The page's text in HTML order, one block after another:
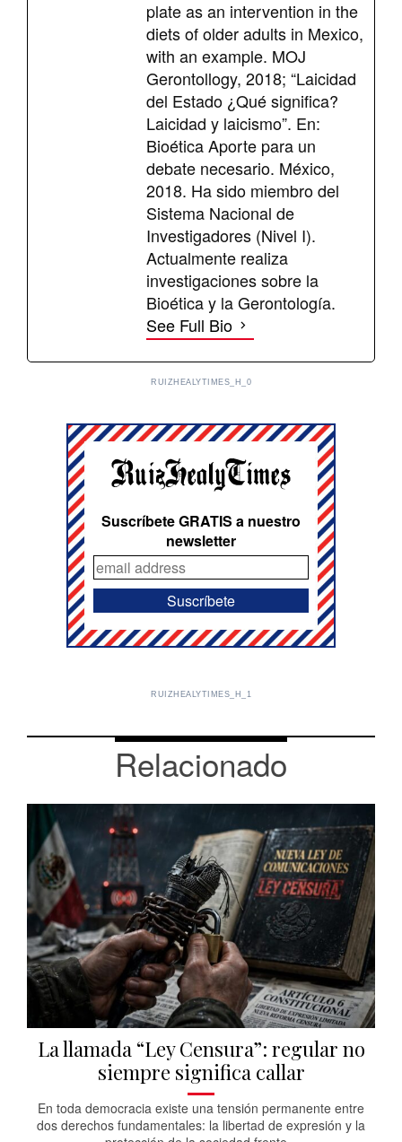
plate as an intervention in the
diets of older adults in Mexico,
with an example. MOJ
Gerontollogy, 2018; “Laicidad
del Estado ¿Qué significa?
Laicidad y laicismo”. En:
Bioética Aporte para un
debate necesario. México,
2018. Ha sido miembro del
Sistema Nacional de
Investigadores (Nivel I).
Actualmente realiza
investigaciones sobre la
Bioética y la Gerontología.
See Full Bio
RUIZHEALYTIMES_H_0
Suscríbete GRATIS a nuestro
newsletter
RUIZHEALYTIMES_H_1
Relacionado
La llamada “Ley Censura”: regular no
siempre significa callar
En toda democracia existe una tensión permanente entre
dos derechos fundamentales: la libertad de expresión y la